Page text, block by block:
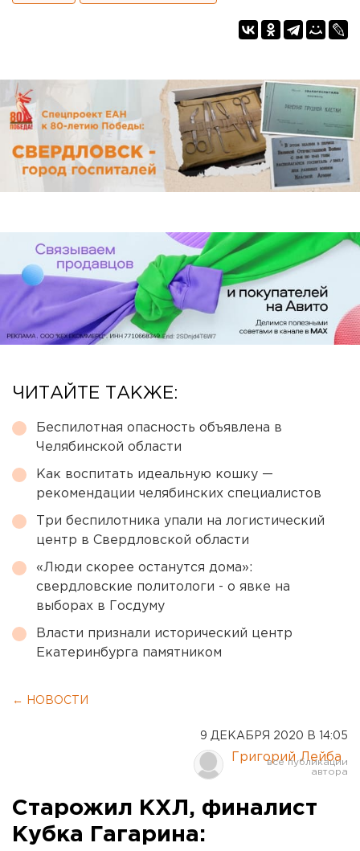
ЧИТАЙТЕ ТАКЖЕ:
Беспилотная опасность объявлена в
Челябинской области
Как воспитать идеальную кошку —
рекомендации челябинских специалистов
Три беспилотника упали на логистический
центр в Свердловской области
«Люди скорее останутся дома»:
свердловские политологи - о явке на
выборах в Госдуму
Власти признали исторический центр
Екатеринбурга памятником
← НОВОСТИ
9 ДЕКАБРЯ 2020 В 14:05
Григорий Лейба
Старожил КХЛ, финалист
Кубка Гагарина: